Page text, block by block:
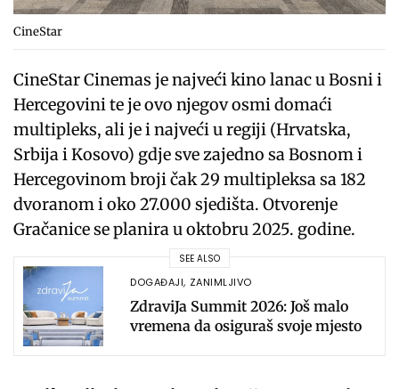
CineStar
CineStar Cinemas je najveći kino lanac u Bosni i
Hercegovini te je ovo njegov osmi domaći
multipleks, ali je i najveći u regiji (Hrvatska,
Srbija i Kosovo) gdje sve zajedno sa Bosnom i
Hercegovinom broji čak 29 multipleksa sa 182
dvoranom i oko 27.000 sjedišta. Otvorenje
Gračanice se planira u oktobru 2025. godine.
SEE ALSO
DOGAĐAJI, ZANIMLJIVO
ZdraviJa Summit 2026: Još malo
vremena da osiguraš svoje mjesto